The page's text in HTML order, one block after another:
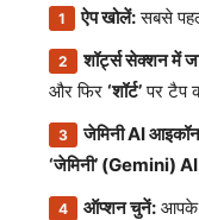
ऐप खोलें:सबसे
शॉर्ट्स सेक्शन में
और फिर ‘शॉर्ट’पर टैप
जेमिनी AI
‘जेमिनी’ (Gemini)
ऑप्शन चुनें: आपके